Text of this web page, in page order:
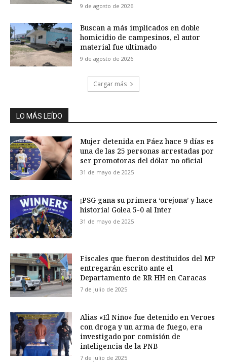
9 de agosto de 2026
Buscan a más implicados en doble
homicidio de campesinos, el autor
material fue ultimado
9 de agosto de 2026
Cargar más
LO MÁS LEÍDO
Mujer detenida en Páez hace 9 días es
una de las 25 personas arrestadas por
ser promotoras del dólar no oficial
31 de mayo de 2025
¡PSG gana su primera ‘orejona’ y hace
historia! Golea 5-0 al Inter
31 de mayo de 2025
Fiscales que fueron destituidos del MP
entregarán escrito ante el
Departamento de RR HH en Caracas
7 de julio de 2025
Alias «El Niño» fue detenido en Veroes
con droga y un arma de fuego, era
investigado por comisión de
inteligencia de la PNB
7 de julio de 2025